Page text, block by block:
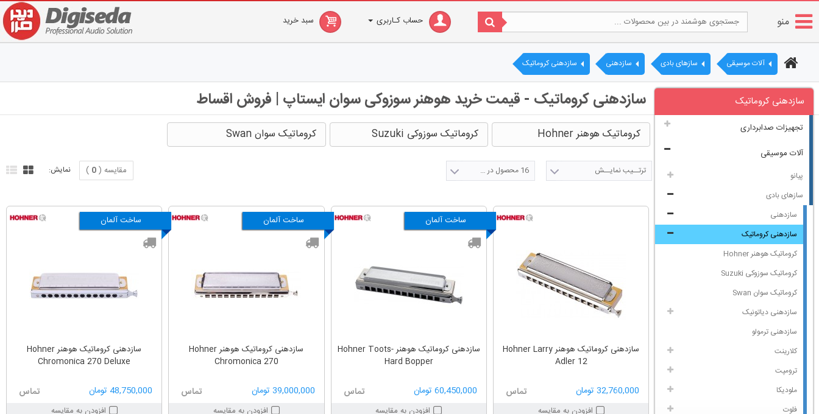
منو حساب کـاربری سبد خرید
آلات موسیقی سازهای بادی سازدهنی سازدهنی کروماتیک
سازدهنی کروماتیک - قیمت خرید هوهنر سوزوکی سوان ایستاپ | فروش اقساط
کروماتیک هوهنر Hohner کروماتیک سوزوکی Suzuki کروماتیک سوان Swan
نمایش: ترتــیب نمایــش 16 محصول در صفحه مقایسه (0
)
سازدهنی کروماتیک هوهنر Hohner Larry
Adler 12
32,760,000 تومان تماس
افزودن به مقایسه
ساخت آلمان
سازدهنی کروماتیک هوهنر Hohner Toots-
Hard Bopper
60,450,000 تومان تماس
افزودن به مقایسه
ساخت آلمان
سازدهنی کروماتیک هوهنر Hohner
Chromonica 270
39,000,000 تومان تماس
افزودن به مقایسه
ساخت آلمان
سازدهنی کروماتیک هوهنر Hohner
Chromonica 270 Deluxe
48,750,000 تومان تماس
افزودن به مقایسه
سازدهنی کروماتیک
تجهیزات صدابرداری
آلات موسیقی
پیانو
سازهای بادی
سازدهنی
سازدهنی کروماتیک
کروماتیک هوهنر Hohner
کروماتیک سوزوکی Suzuki
کروماتیک سوان Swan
سازدهنی دیاتونیک
سازدهنی ترمولو
کلارینت
ترومپت
ملودیکا
فلوت